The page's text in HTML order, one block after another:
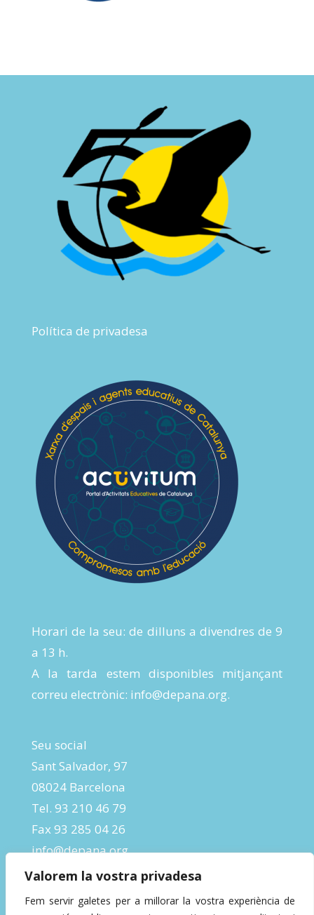
Valorem la vostra privadesa
Fem servir galetes per a millorar la vostra experiència de
Política de privadesa
Horari de la seu: de dilluns a divendres de 9
a 13 h.
A la tarda estem disponibles mitjançant
correu electrònic: info@depana.org.
Seu social
Sant Salvador, 97
08024 Barcelona
Tel. 93 210 46 79
Fax 93 285 04 26
info@depana.org